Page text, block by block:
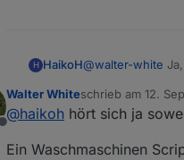
H HaikoH@walter-white
Offline
Walter Whiteschrieb am 12.
zuletzt editiert
@haikoh hört sich ja
Ein Waschmaschinen